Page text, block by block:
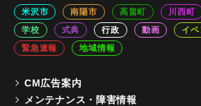
米沢市 南陽市 高畠町 川西町
学校
式典 行政 動画 イベ
緊急速報
地域情報
CM広告案内
メンテナンス・障害情報